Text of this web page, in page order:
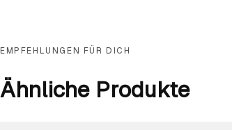
EMPFEHLUNGEN FÜR DICH
Ähnliche Produkte